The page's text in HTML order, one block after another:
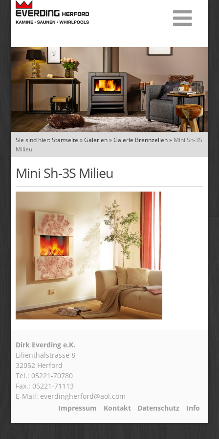
Sie sind hier:Startseite »Galerien»Galerie Brennzellen» Mini Sh-3S
Milieu
Mini Sh-3S Milieu
Dirk Everding e.K.
Lilienthalstrasse 8
32052 Herford
Tel.: 05221-70780
Fax.: 05221-71113
E-Mail: everdingherford@aol.com
Impressum
Kontakt Datenschutz Info